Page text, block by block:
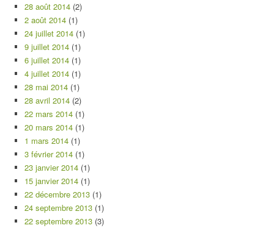
28 août 2014 (2)
2 août 2014 (1)
24 juillet 2014 (1)
9 juillet 2014 (1)
6 juillet 2014 (1)
4 juillet 2014 (1)
28 mai 2014 (1)
28 avril 2014 (2)
22 mars 2014 (1)
20 mars 2014 (1)
1 mars 2014 (1)
3 février 2014 (1)
23 janvier 2014 (1)
15 janvier 2014 (1)
22 décembre 2013 (1)
24 septembre 2013 (1)
22 septembre 2013 (3)